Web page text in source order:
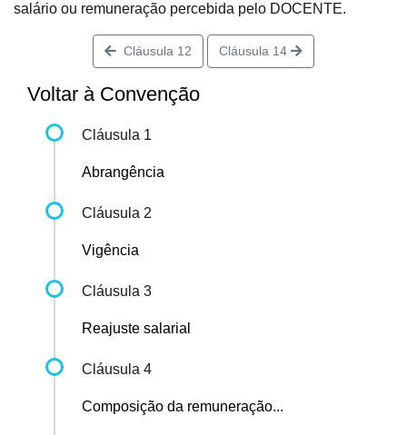
salário ou remuneração percebida pelo DOCENTE.
Cláusula 12 Cláusula 14
Voltar à Convenção
Cláusula 1
Abrangência
Cláusula 2
Vigência
Cláusula 3
Reajuste salarial
Cláusula 4
Composição da remuneração...